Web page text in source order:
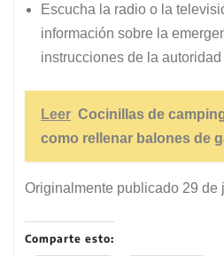
Escucha la radio o la
información sobre la
instrucciones de la autoridad
Leer Cocinillas de
como rellenar balones de
Originalmente publicado 29 de
Comparte esto: